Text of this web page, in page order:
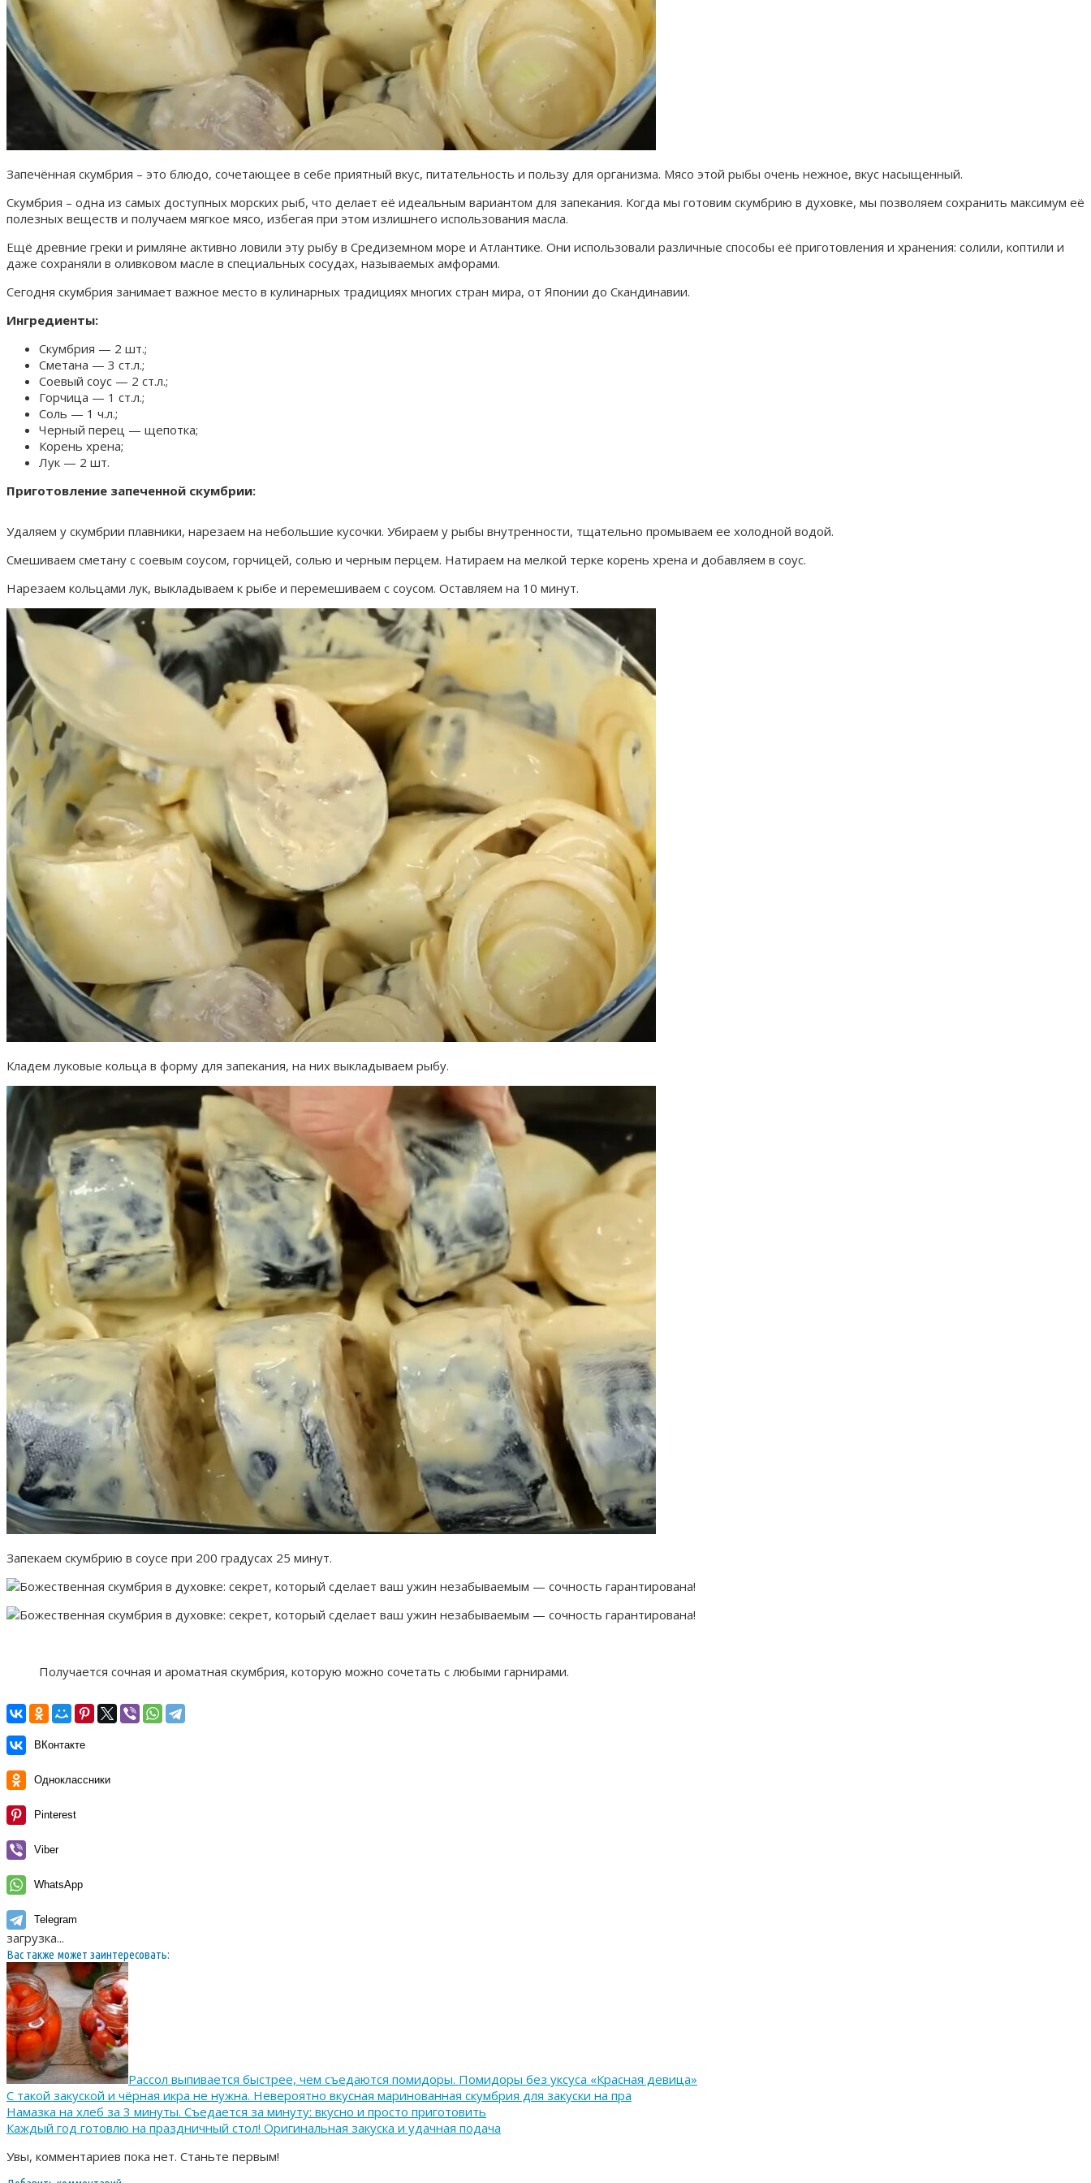
Запечённая скумбрия – это блюдо, сочетающее в себе приятный вкус, питательность и пользу для организма. Мясо этой рыбы очень нежное, вкус насыщенный.
Скумбрия – одна из самых доступных морских рыб, что делает её идеальным вариантом для запекания. Когда мы готовим скумбрию в духовке, мы позволяем сохранить максимум её
полезных веществ и получаем мягкое мясо, избегая при этом излишнего использования масла.
Ещё древние греки и римляне активно ловили эту рыбу в Средиземном море и Атлантике. Они использовали различные способы её приготовления и хранения: солили, коптили и
даже сохраняли в оливковом масле в специальных сосудах, называемых амфорами.
Сегодня скумбрия занимает важное место в кулинарных традициях многих стран мира, от Японии до Скандинавии.
Ингредиенты:
Скумбрия — 2 шт.;
Сметана — 3 ст.л.;
Соевый соус — 2 ст.л.;
Горчица — 1 ст.л.;
Соль — 1 ч.л.;
Черный перец — щепотка;
Корень хрена;
Лук — 2 шт.
Приготовление запеченной скумбрии:
Удаляем у скумбрии плавники, нарезаем на небольшие кусочки. Убираем у рыбы внутренности, тщательно промываем ее холодной водой.
Смешиваем сметану с соевым соусом, горчицей, солью и черным перцем. Натираем на мелкой терке корень хрена и добавляем в соус.
Нарезаем кольцами лук, выкладываем к рыбе и перемешиваем с соусом. Оставляем на 10 минут.
Кладем луковые кольца в форму для запекания, на них выкладываем рыбу.
Запекаем скумбрию в соусе при 200 градусах 25 минут.
Получается сочная и ароматная скумбрия, которую можно сочетать с любыми гарнирами.
ВКонтакте
Одноклассники
Pinterest
Viber
WhatsApp
Telegram
загрузка...
Вас также может заинтересовать:
Рассол выпивается быстрее, чем съедаются помидоры. Помидоры без уксуса «Красная девица»
С такой закуской и чёрная икра не нужна. Невероятно вкусная маринованная скумбрия для закуски на пра
Намазка на хлеб за 3 минуты. Съедается за минуту: вкусно и просто приготовить
Каждый год готовлю на праздничный стол! Оригинальная закуска и удачная подача
Увы, комментариев пока нет. Станьте первым!